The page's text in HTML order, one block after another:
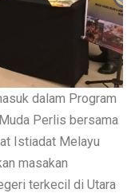
dalam Program
Perlis bersama
Istiadat Melayu
masakan
terkecil di Utara